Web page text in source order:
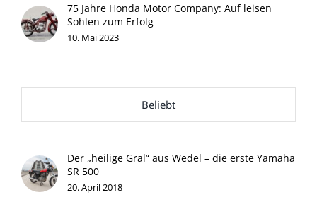
75 Jahre Honda Motor Company: Auf leisen
Sohlen zum Erfolg
10. Mai 2023
Beliebt
Der „heilige Gral“ aus Wedel – die erste Yamaha
SR 500
20. April 2018